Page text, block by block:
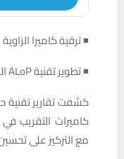
◾ ترقية كاميرا الزاوية
◾ تطوير تقنية ALoP الجديدة للكاميرات في طراز S25 سليم
كشفت تقارير
مع التركيز على